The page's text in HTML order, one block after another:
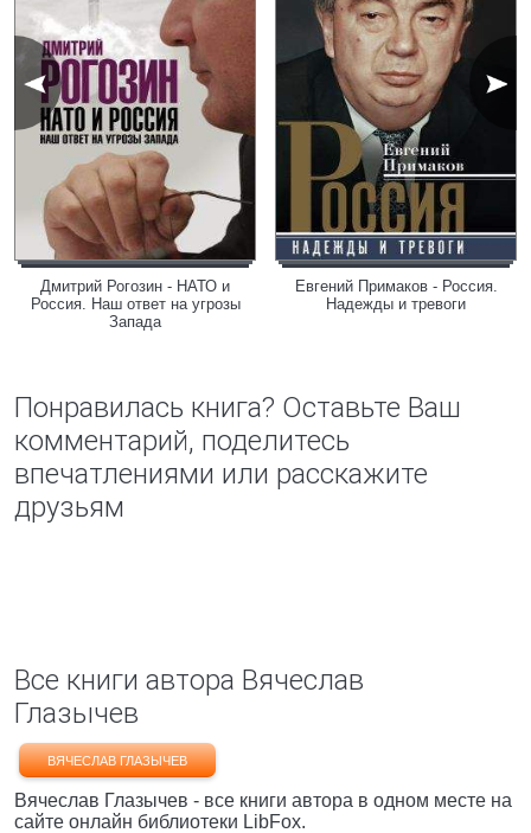
Дмитрий Рогозин - НАТО и
Россия. Наш ответ на угрозы
Запада
Евгений Примаков - Россия.
Надежды и тревоги
Понравилась книга? Оставьте Ваш
комментарий, поделитесь
впечатлениями или расскажите
друзьям
Все книги автора Вячеслав
Глазычев
ВЯЧЕСЛАВ ГЛАЗЫЧЕВ
Вячеслав Глазычев - все книги автора в одном месте на
сайте онлайн библиотеки LibFox.